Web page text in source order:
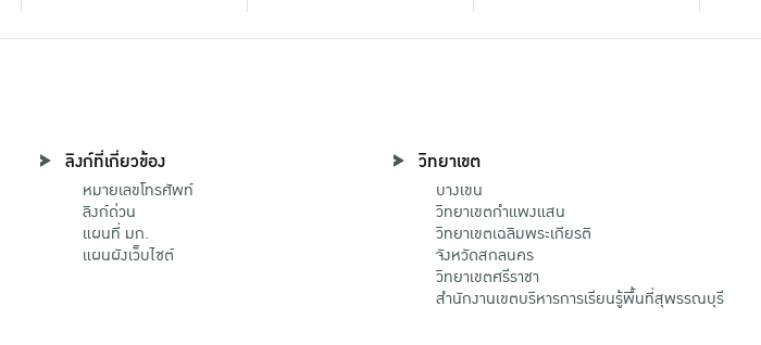
ลิงก์ที่เกี่ยวข้อง
หมายเลขโทรศัพท์
ลิงก์ด่วน
แผนที่ มก.
แผนผังเว็บไซต์
วิทยาเขต
บางเขน
วิทยาเขตกําแพงแสน
วิทยาเขตเฉลิมพระเกียรติ
จังหวัดสกลนคร
วิทยาเขตศรีราชา
สำนักงานเขตบริหารการเรียนรู้พื้นที่สุพรรณบุรี